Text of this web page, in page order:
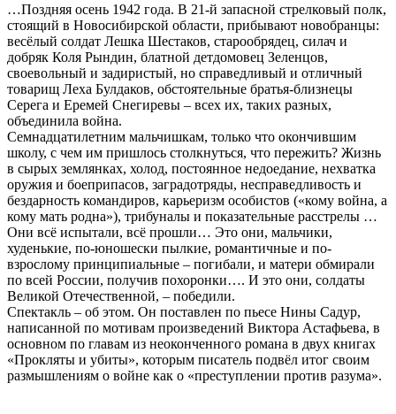
…Поздняя осень 1942 года. В 21-й запасной стрелковый полк,
стоящий в Новосибирской области, прибывают новобранцы:
весёлый солдат Лешка Шестаков, старообрядец, силач и
добряк Коля Рындин, блатной детдомовец Зеленцов,
своевольный и задиристый, но справедливый и отличный
товарищ Леха Булдаков, обстоятельные братья-близнецы
Серега и Еремей Снегиревы – всех их, таких разных,
объединила война.
Семнадцатилетним мальчишкам, только что окончившим
школу, с чем им пришлось столкнуться, что пережить? Жизнь
в сырых землянках, холод, постоянное недоедание, нехватка
оружия и боеприпасов, заградотряды, несправедливость и
бездарность командиров, карьеризм особистов («кому война, а
кому мать родна»), трибуналы и показательные расстрелы …
Они всё испытали, всё прошли… Это они, мальчики,
худенькие, по-юношески пылкие, романтичные и по-
взрослому принципиальные – погибали, и матери обмирали
по всей России, получив похоронки…. И это они, солдаты
Великой Отечественной, – победили.
Спектакль – об этом. Он поставлен по пьесе Нины Садур,
написанной по мотивам произведений Виктора Астафьева, в
основном по главам из неоконченного романа в двух книгах
«Прокляты и убиты», которым писатель подвёл итог своим
размышлениям о войне как о «преступлении против разума».